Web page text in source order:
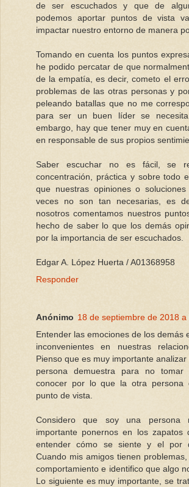
de ser escuchados y que de
podemos aportar puntos de vista
impactar nuestro entorno de manera
Tomando en cuenta los puntos
he podido percatar de que
de la empatía, es decir, cometo el
problemas de las otras personas y
peleando batallas que no me
para ser un buen líder se
embargo, hay que tener muy en
en responsable de sus propios
Saber escuchar no es fácil, se
concentración, práctica y sobre todo
que nuestras opiniones o
veces no son tan necesarias, es
nosotros comentamos nuestros
hecho de saber lo que los demás
por la importancia de ser escuchados.
Edgar A. López Huerta / A01368958
Responder
Anónimo 18 de septiembre de 2018 a
Entender las emociones de los demás
inconvenientes en nuestras
Pienso que es muy importante
persona demuestra para no tomar
conocer por lo que la otra persona
punto de vista.
Considero que soy una persona
importante ponernos en los
entender cómo se siente y el por
Cuando mis amigos tienen
comportamiento e identifico que algo
Lo siguiente es muy importante, se